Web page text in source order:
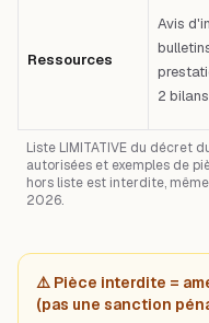
Liste LIMITATIVE du décret
autorisées et exemples de
hors liste est interdite,
2026.
Ressources
Avis
2
⚠️ Pièce interdite =
(pas une sanction